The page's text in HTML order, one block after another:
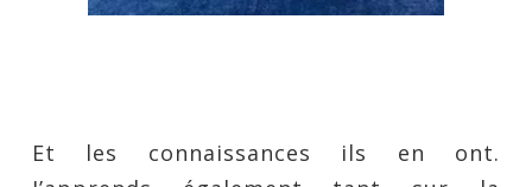
Et les connaissances ils en ont.